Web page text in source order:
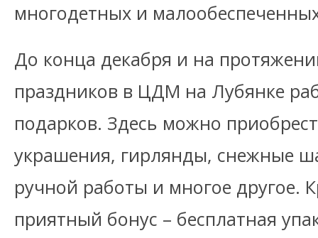
многодетных и
До конца декабря и на
праздников в ЦДМ на Лубянке
подарков. Здесь можно
украшения, гирлянды, снежные
ручной работы и многое другое.
приятный бонус – бесплатная